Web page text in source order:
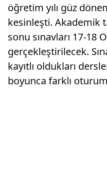
öğretim yılı güz
kesinleşti. Akademik
sonu sınavları 17-18
gerçekleştirilecek.
kayıtlı oldukları
boyunca farklı